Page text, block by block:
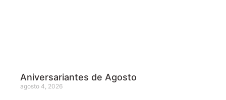
Aniversariantes de Agosto
agosto 4, 2026